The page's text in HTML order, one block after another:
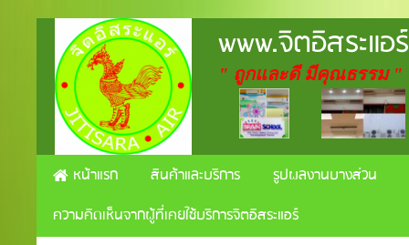
www.จิตอิสระแอ
" ถูกและดี มีคุณธรรม "
หน้าแรก สินค้าและบริการ
รูปผลงานบางส่วน
ความคิดเห็นจากผู้ที่เคยใช้บริการจิตอิสระแอร์